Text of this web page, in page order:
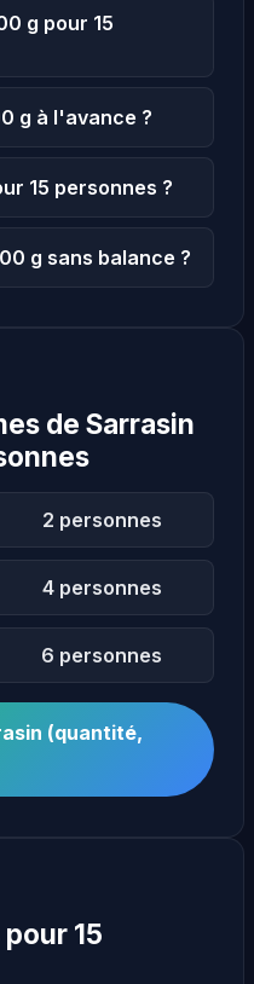
g pour 15
g à l'avance ?
15 personnes ?
g sans balance ?
de Sarrasin
2 personnes
4 personnes
6 personnes
(quantité,
15